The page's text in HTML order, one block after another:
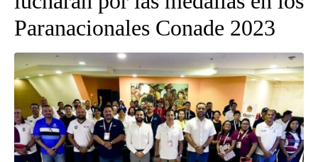
Paranacionales Conade 2023